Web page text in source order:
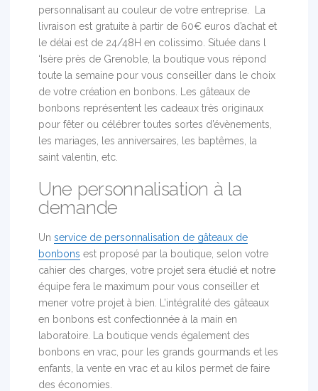
personnalisant au couleur de votre entreprise. La
livraison est gratuite à partir de 60€ euros d’achat et
le délai est de 24/48H en colissimo. Située dans l
‘Isère près de Grenoble, la boutique vous répond
toute la semaine pour vous conseiller dans le choix
de votre création en bonbons. Les gâteaux de
bonbons représentent les cadeaux très originaux
pour fêter ou célébrer toutes sortes d’évènements,
les mariages, les anniversaires, les baptêmes, la
saint valentin, etc.
Une personnalisation à la
demande
Un service de personnalisation de gâteaux de
bonbons est proposé par la boutique, selon votre
cahier des charges, votre projet sera étudié et notre
équipe fera le maximum pour vous conseiller et
mener votre projet à bien. L’intégralité des gâteaux
en bonbons est confectionnée à la main en
laboratoire. La boutique vends également des
bonbons en vrac, pour les grands gourmands et les
enfants, la vente en vrac et au kilos permet de faire
des économies.